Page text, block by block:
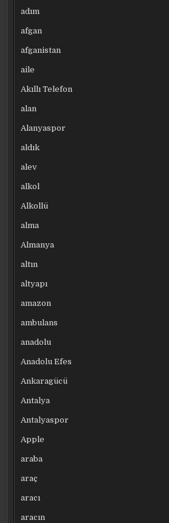
adım
afgan
afganistan
aile
Akıllı Telefon
alan
Alanyaspor
aldık
alev
alkol
Alkollü
alma
Almanya
altın
altyapı
amazon
ambulans
anadolu
Anadolu Efes
Ankaragücü
Antalya
Antalyaspor
Apple
araba
araç
aracı
aracın